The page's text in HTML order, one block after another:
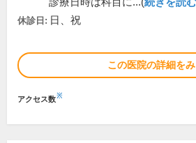
休診日: 日、祝
この医院の詳細を
アクセス数※